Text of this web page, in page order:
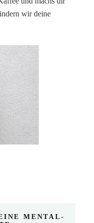
wir deine
MENTAL-